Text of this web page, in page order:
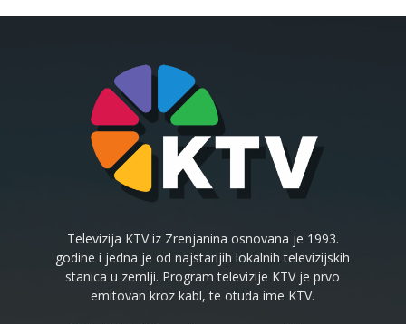
Televizija KTV iz Zrenjanina osnovana je 1993.
godine i jedna je od najstarijih lokalnih televizijskih
stanica u zemlji. Program televizije KTV je prvo
emitovan kroz kabl, te otuda ime KTV.